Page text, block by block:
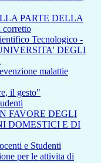
PARTE DELLA
Tecnologico -
DEGLI
malattie
il gesto"
FAVORE DEGLI
DOMESTICI E DI
e Studenti
per le attivita di